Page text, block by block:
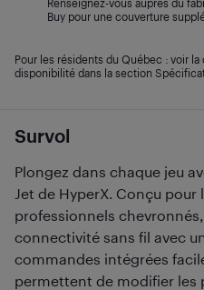
Survol
Plongez dans chaque jeu
Jet de HyperX. Conçu
professionnels
connectivité sans fil avec
commandes intégrées
permettent de modifier les
Renseignez-vous auprès du
Buy pour une couverture
Pour les résidents du Québec : voir
disponibilité dans la section